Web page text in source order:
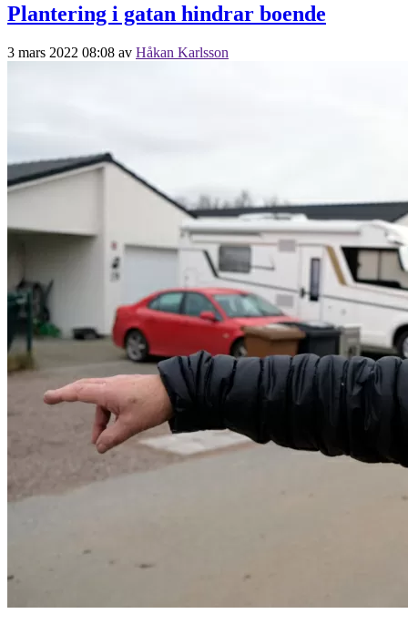
Plantering i gatan hindrar boende
3 mars 2022 08:08 av Håkan Karlsson